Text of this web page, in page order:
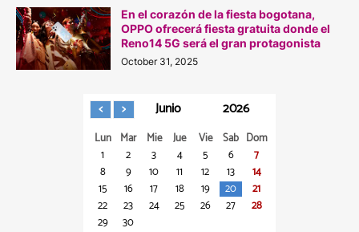
En el corazón de la fiesta bogotana,
OPPO ofrecerá fiesta gratuita donde el
Reno14 5G será el gran protagonista
October 31, 2025
Junio 2026
Lun Mar Mie Jue Vie Sab Dom
1
2 3 4 5 6
7
8
9 10 11 12 13
14
15
16 17 18 19 20
21
22
23 24 25 26 27
28
29
30